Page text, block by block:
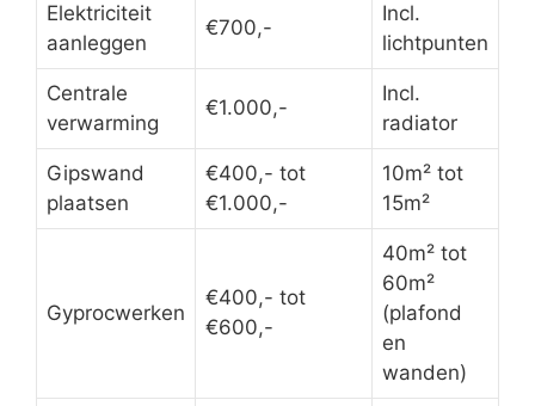
Elektriciteit
aanleggen
€700,-
Incl.
lichtpunten
Centrale
verwarming
€1.000,-
Incl.
radiator
Gipswand
plaatsen
€400,- tot
€1.000,-
10m² tot
15m²
Gyprocwerken
€400,- tot
€600,-
40m² tot
60m²
(plafond
en
wanden)